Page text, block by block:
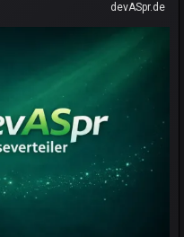
devASpr.de